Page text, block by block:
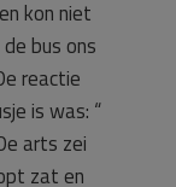
kon niet
bus ons
reactie
is was: “
arts zei
zat en